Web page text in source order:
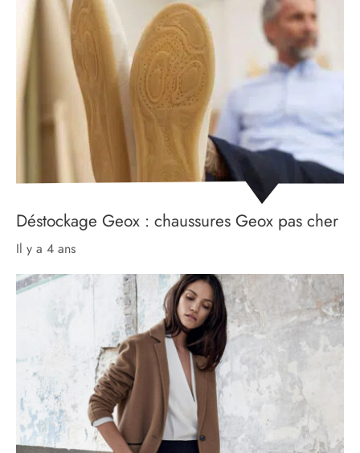
Déstockage Geox : chaussures Geox pas cher
il y a 4 ans